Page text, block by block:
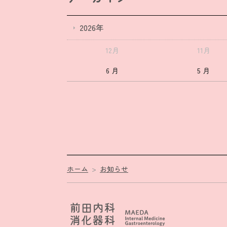
2026年
12月 11月
6 月 5 月
ホーム お知らせ